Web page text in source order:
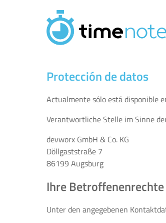
Protección de datos
Actualmente sólo está disponible
Verantwortliche Stelle im Sinne
devworx GmbH & Co. KG
Döllgaststraße 7
86199 Augsburg
Ihre Betroffenenrechte
Unter den angegebenen